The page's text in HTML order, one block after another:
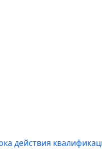
действия